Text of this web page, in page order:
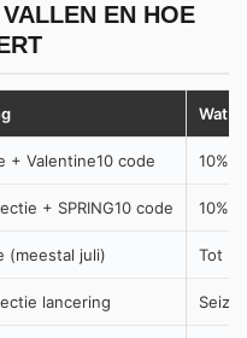
EN HOE
Wat
+ Valentine10 code 10%
+ SPRING10 code 10%
(meestal juli) Tot
lancering